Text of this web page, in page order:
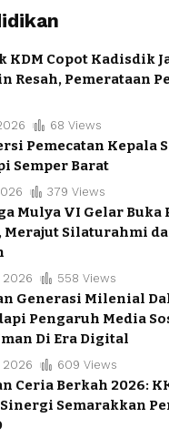
KDM Copot Kadisdik
Resah, Pemerataan
68 Views
Pemecatan Kepala
Semper Barat
379 Views
Mulya VI Gelar Buka
Merajut Silaturahmi
2026 558 Views
Generasi Milenial
Pengaruh Media
Di Era Digital
2026 609 Views
Ceria Berkah 2026:
Sinergi Semarakkan